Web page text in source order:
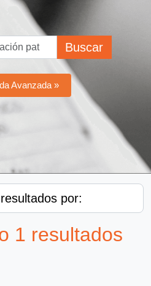
Buscar
Avanzada »
por:
1 resultados